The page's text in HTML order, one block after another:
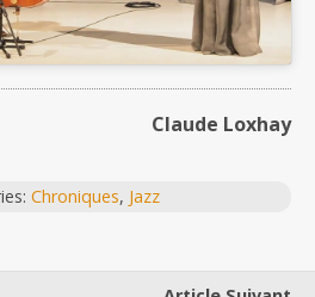
Claude Loxhay
Chroniques, Jazz